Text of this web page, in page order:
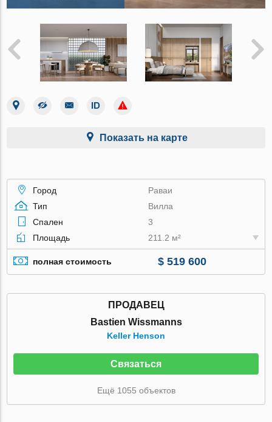
Показать на карте
Город
Раваи
Тип
Вилла
Спален
3
Площадь
211.2 м²
полная стоимость $ 519 600
ПРОДАВЕЦ
Bastien Wissmanns
Keller Henson
Связаться
Ещё 1055 объектов